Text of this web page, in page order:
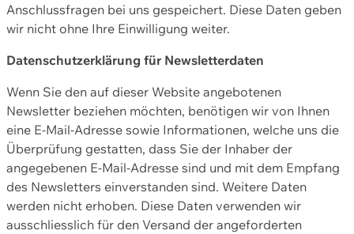
Anschlussfragen bei uns gespeichert. Diese Daten geben
wir nicht ohne Ihre Einwilligung weiter.
Datenschutzerklärung für Newsletterdaten
Wenn Sie den auf dieser Website angebotenen
Newsletter beziehen möchten, benötigen wir von Ihnen
eine E-Mail-Adresse sowie Informationen, welche uns die
Überprüfung gestatten, dass Sie der Inhaber der
angegebenen E-Mail-Adresse sind und mit dem Empfang
des Newsletters einverstanden sind. Weitere Daten
werden nicht erhoben. Diese Daten verwenden wir
ausschliesslich für den Versand der angeforderten